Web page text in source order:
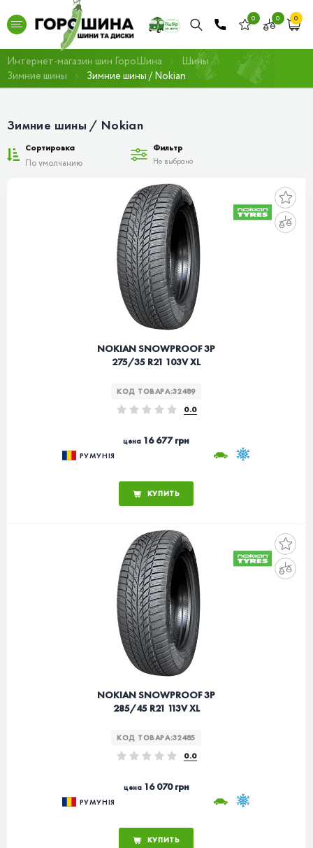
0 0 0
Интернет-магазин шин ГороШина
Шины
Зимние шины
Зимние шины / Nokian
Зимние шины / Nokian
Сортировка
Фильтр
Не выбрано
NOKIAN SNOWPROOF 3P
275/35 R21 103V XL
КОД ТОВАРА:32489
0.0
цена 16 677 грн
РУМУНІЯ
КУПИТЬ
NOKIAN SNOWPROOF 3P
285/45 R21 113V XL
КОД ТОВАРА:32485
0.0
цена16 070 грн
РУМУНІЯ
КУПИТЬ